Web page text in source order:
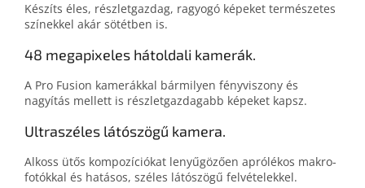
Készíts éles, részlet­gazdag, ragyogó képeket természetes
színek­kel akár sötétben is.
48 megapixeles hátoldali kamerák.
A Pro Fusion kamerákkal bármilyen fény­viszony és
nagyítás mellett is részlet­gazdagabb képeket kapsz.
Ultraszéles látószögű kamera.
Alkoss ütős kompo­zíció­kat lenyűgö­zően aprólékos makro­
fotókkal és hatásos, széles látó­szögű felvételekkel.